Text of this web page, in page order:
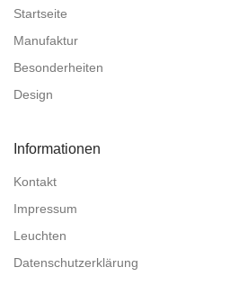
Startseite
Manufaktur
Besonderheiten
Design
Informationen
Kontakt
Impressum
Leuchten
Datenschutzerklärung